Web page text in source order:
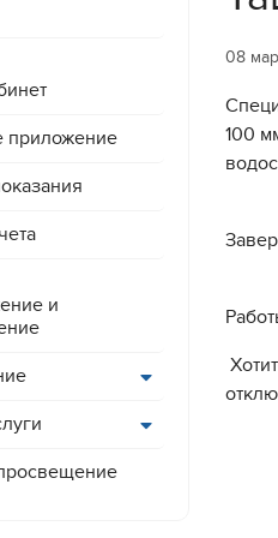
приложение
и
08
100